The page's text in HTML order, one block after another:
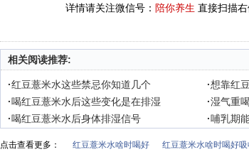
详情请关注微信号： 陪你养生 直接扫描右
相关阅读推荐:
·红豆薏米水这些禁忌你知道几个 ·想靠红
·喝红豆薏米水后这些变化是在排湿 ·湿气重
·喝红豆薏米水后身体排湿信号 ·哺乳期
点击查看更多： 红豆薏米水啥时喝好 红豆薏米水啥时喝好吸